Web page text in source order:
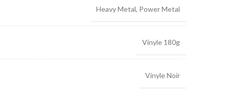
Heavy Metal, Power Metal
Vinyle 180g
Vinyle Noir